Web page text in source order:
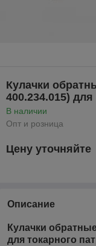
Кулачки
400.234.015)
В наличии
Опт и розница
Цену уточняйте
Описание
Кулачки
для токарного